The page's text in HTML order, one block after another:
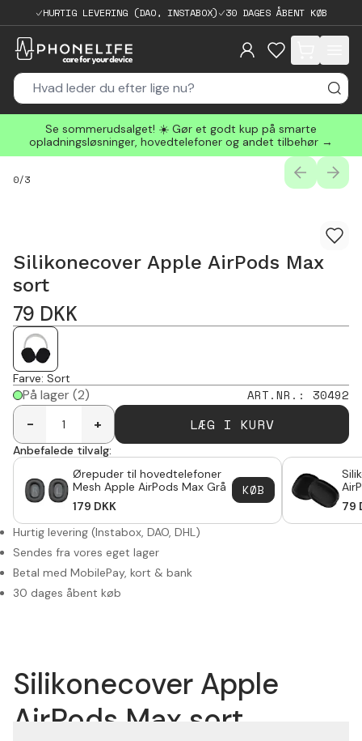
HURTIG LEVERING (DAO, INSTABOX) 30 DAGES ÅBENT KØB
items in cart,
Se sommerudsalget! ☀️ Gør et godt kup på smarte
opladningsløsninger, hovedtelefoner og andet tilbehør →
0/3
Silikonecover Apple AirPods Max
sort
79 DKK
Farve: Sort
På lager(2) ART.NR. : 30492
-
+ LÆG I KURV
Anbefalede tilvalg:
Ørepuder til hovedtelefoner
Mesh Apple AirPods Max Grå
179 DKK
KØB
79
Hurtig levering (Instabox, DAO, DHL)
Sendes fra vores eget lager
Betal med MobilePay, kort & bank
30 dages åbent køb
Silikonecover Apple
AirPods Max sort